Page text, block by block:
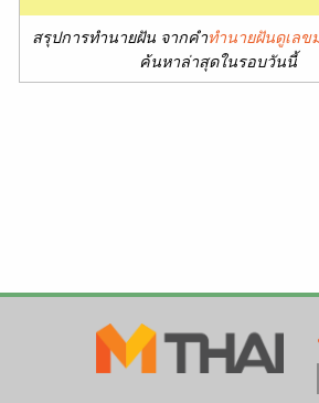
สรุปการทำนายฝัน จากคำทำนายฝันดูเลข
ค้นหาล่าสุดในรอบวันนี้